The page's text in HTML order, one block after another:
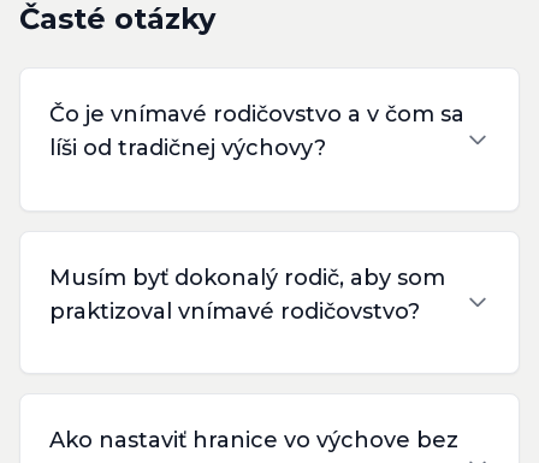
Časté otázky
Čo je vnímavé rodičovstvo a v čom sa
líši od tradičnej výchovy?
Musím byť dokonalý rodič, aby som
praktizoval vnímavé rodičovstvo?
Ako nastaviť hranice vo výchove bez